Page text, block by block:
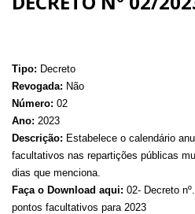
Tipo: Decreto
Revogada: Não
Número: 02
Ano: 2023
Descrição: Estabelece o calendário
facultativos nas repartições públicas
dias que menciona.
Faça o Download aqui: 02- Decreto
pontos facultativos para 2023